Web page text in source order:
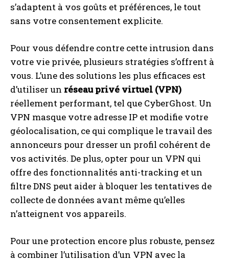
s’adaptent à vos goûts et préférences, le tout
sans votre consentement explicite.
Pour vous défendre contre cette intrusion dans
votre vie privée, plusieurs stratégies s’offrent à
vous. L’une des solutions les plus efficaces est
d’utiliser un réseau privé virtuel (VPN)
réellement performant, tel que CyberGhost. Un
VPN masque votre adresse IP et modifie votre
géolocalisation, ce qui complique le travail des
annonceurs pour dresser un profil cohérent de
vos activités. De plus, opter pour un VPN qui
offre des fonctionnalités anti-tracking et un
filtre DNS peut aider à bloquer les tentatives de
collecte de données avant même qu’elles
n’atteignent vos appareils.
Pour une protection encore plus robuste, pensez
à combiner l’utilisation d’un VPN avec la